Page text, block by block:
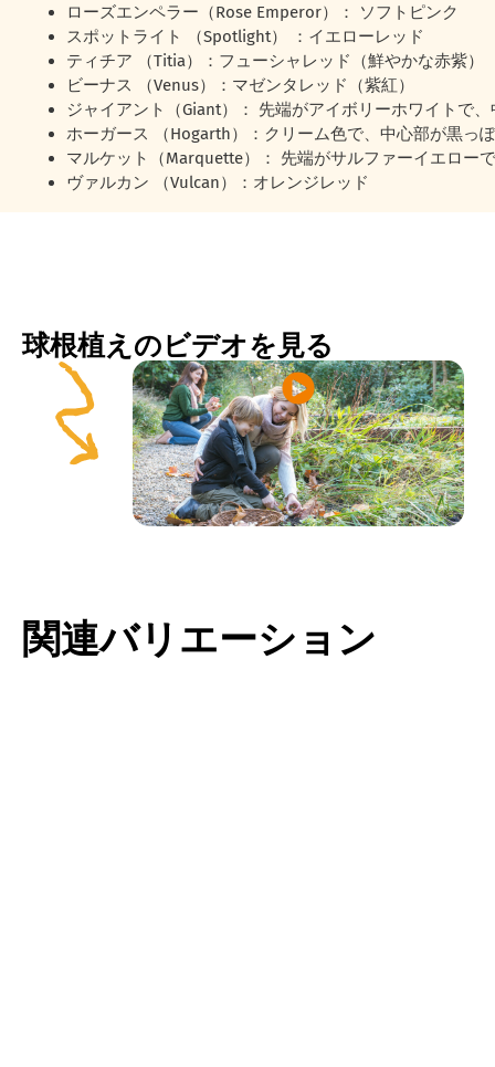
ローズエンペラー（Rose Emperor）： ソフトピンク
スポットライト （Spotlight） ：イエローレッド
ティチア （Titia）：フューシャレッド（鮮やかな赤紫）
ビーナス （Venus）：マゼンタレッド（紫紅）
ジャイアント（Giant）： 先端がアイボリーホワイトで
ホーガース （Hogarth）：クリーム色で、中心部が黒っ
マルケット（Marquette）： 先端がサルファーイエロー
ヴァルカン （Vulcan）：オレンジレッド
球根植えのビデオを見る
関連バリエーション